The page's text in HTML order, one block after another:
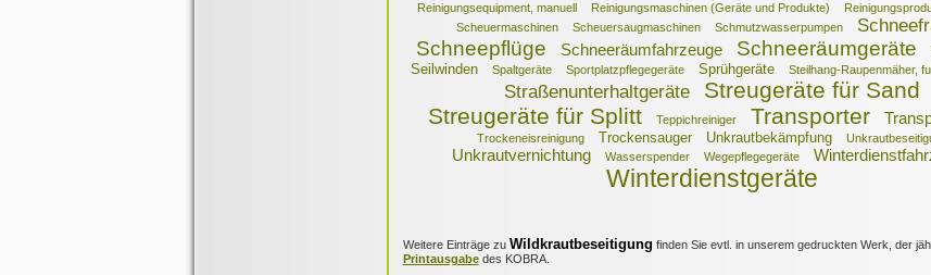
Reinigungsequipment, manuell
Reinigungsmaschinen (Geräte und Produkte)
Scheuermaschinen Scheuersaugmaschinen Schmutzwasserpumpen
Schneepflüge Schneeräumfahrzeuge Schneeräumgeräte
Seilwinden Spaltgeräte Sportplatzpflegegeräte Sprühgeräte Steilhang-Raupenmäher,
Straßenunterhaltgeräte
Streugeräte für Sand
Streugeräte für Splitt
Teppichreiniger Transporter
Trockeneisreinigung Trockensauger Unkrautbekämpfung
Unkrautvernichtung Wasserspender Wegepflegegeräte
Winterdienstgeräte
Weitere Einträge zu Wildkrautbeseitigung finden Sie evtl. in unserem gedruckten Werk, der
Printausgabedes KOBRA.